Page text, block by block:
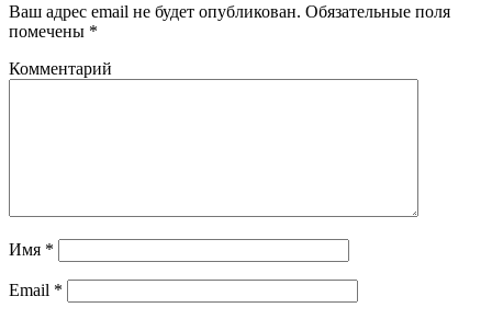
Ваш адрес email не будет опубликован. Обязательные поля
помечены *
Комментарий
Имя *
Email *